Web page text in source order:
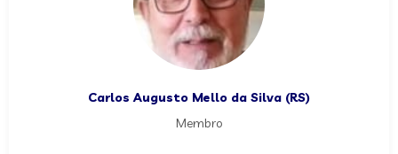
Carlos Augusto Mello da Silva (RS)
Membro